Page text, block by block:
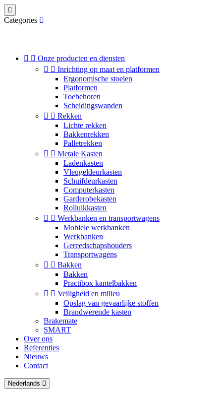

Categories
  Onze producten en diensten
  Inrichting op maat en platformen
Ergonomische stoelen
Platformen
Toebehoren
Scheidingswanden
  Rekken
Lichte rekken
Bakkenrekken
Palletrekken
  Metale Kasten
Ladenkasten
Vleugeldeurkasten
Schuifdeurkasten
Computerkasten
Garderobekasten
Rolluikkasten
  Werkbanken en transportwagens
Mobiele werkbanken
Werkbanken
Gereedschapshouders
Transportwagens
  Bakken
Bakken
Practibox kantelbakken
  Veiligheid en milieu
Opslag van gevaarlijke stoffen
Brandwerende kasten
Brakemate
SMART
Over ons
Referenties
Nieuws
Contact
Nederlands